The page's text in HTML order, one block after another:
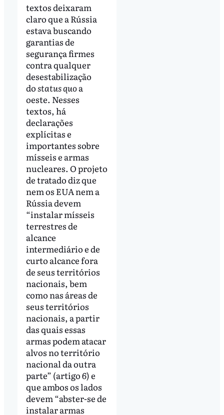
textos deixaram
claro que a Rússia
estava buscando
garantias de
segurança firmes
contra qualquer
desestabilização
dostatus quoa
oeste. Nesses
textos, há
declarações
explícitas e
importantes sobre
mísseis e armas
nucleares. O projeto
de tratado diz que
nem os EUA nem a
Rússia devem
“instalar mísseis
terrestres de
alcance
intermediário e de
curto alcance fora
de seus territórios
nacionais, bem
como nas áreas de
seus territórios
nacionais, a partir
das quais essas
armas podem atacar
alvos no território
nacional da outra
parte” (artigo 6) e
que ambos os lados
devem “abster-se de
instalar armas